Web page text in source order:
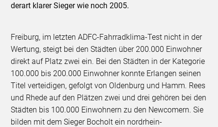
derart klarer Sieger wie noch 2005.
Freiburg, im letzten ADFC-Fahrradklima-Test nicht in der
Wertung, steigt bei den Städten über 200.000 Einwohner
direkt auf Platz zwei ein. Bei den Städten in der Kategorie
100.000 bis 200.000 Einwohner konnte Erlangen seinen
Titel verteidigen, gefolgt von Oldenburg und Hamm. Rees
und Rhede auf den Plätzen zwei und drei gehören bei den
Städten bis 100.000 Einwohnern zu den Newcomern. Sie
bilden mit dem Sieger Bocholt ein nordrhein-